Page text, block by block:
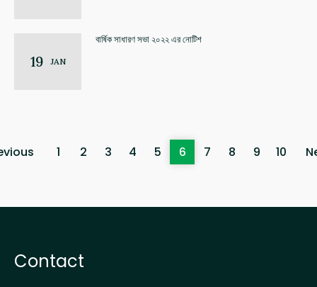
19 JAN
বার্ষিক সাধারণ সভা ২০২২ এর নোটিশ
1 2 3 4 5 6 7 8 9 10
Contact